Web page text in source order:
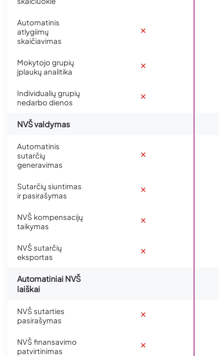
Automatinis
atlygiimų
skaičiavimas
Mokytojo grupių
įplaukų analitika
Individualių grupių
nedarbo dienos
NVŠ valdymas
Automatinis
sutarčių
generavimas
Sutarčių siuntimas
ir pasirašymas
NVŠ kompensacijų
taikymas
NVŠ sutarčių
eksportas
Automatiniai NVŠ
laiškai
NVŠ sutarties
pasirašymas
NVŠ finansavimo
patvirtinimas